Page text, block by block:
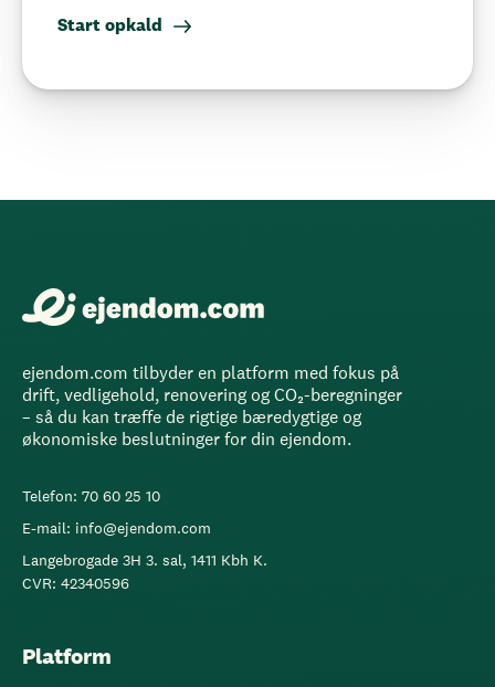
Start opkald
ejendom.com tilbyder en platform med fokus på
drift, vedligehold, renovering og CO₂-beregninger
– så du kan træffe de rigtige bæredygtige og
økonomiske beslutninger for din ejendom.
Telefon: 70 60 25 10
E-mail: info@ejendom.com
Langebrogade 3H 3. sal, 1411 Kbh K.
CVR: 42340596
Platform